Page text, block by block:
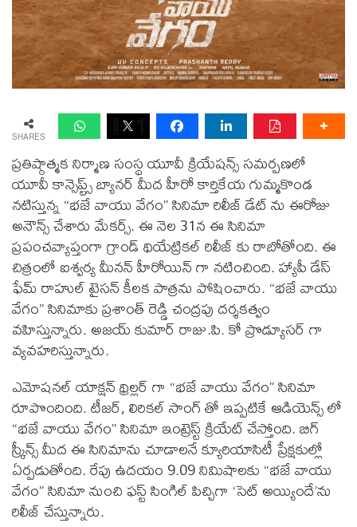
SHARES
ప్రతిష్ఠాత్మక నిర్మాణ సంస్థ యూవీ క్రియేషన్స్ సమర్పణలో
యూవీ కాన్సెప్ట్స్ బ్యానర్ మీద హీరో కార్తికేయ గుమ్మకొండ
నటిస్తున్న “భజే వాయు వేగం” సినిమా రిలీజ్ డేట్ ను ఈరోజు
అనౌన్స్ చేశారు మేకర్స్. ఈ నెల 31న ఈ సినిమా
ప్రపంచవ్యాప్తంగా గ్రాండ్ థియేట్రికల్ రిలీజ్ కు రాబోతోంది. ఈ
చిత్రంలో ఐశ్వర్య మీనన్ హీరోయిన్ గా నటించింది. హ్యాపీ డేస్
ఫేమ్ రాహుల్ టైసన్ కీలక పాత్రను పోషించారు. “భజే వాయు
వేగం” సినిమాకు ప్రశాంత్ రెడ్డి చంద్రపు దర్శకత్వం
వహిస్తున్నారు. అజయ్ కుమార్ రాజు.పి. కో ప్రొడ్యూసర్ గా
వ్యవహరిస్తున్నారు.
ఎమోషనల్ యాక్షన్ థ్రిల్లర్ గా “భజే వాయు వేగం” సినిమా
రూపొందింది. టీజర్, లిరికల్ సాంగ్ తో ఇప్పటికే ఆడియెన్స్ లో
“భజే వాయు వేగం” సినిమా ఇంట్రెస్ట్ క్రియేట్ చేస్తోంది. బిగ్
స్క్రీన్స్ మీద ఈ సినిమాను చూడాలనే క్యూరియాసిటీ ప్రేక్షకుల్లో
ఏర్పడుతోంది. రేపు ఉదయం 9.09 నిమిషాలకు “భజే వాయు
వేగం” సినిమా నుంచి ఫస్ట్ సింగిల్ పిచ్చిగా ‘సెట్ అయ్యిందే’ను
రిలీజ్ చేస్తున్నారు.